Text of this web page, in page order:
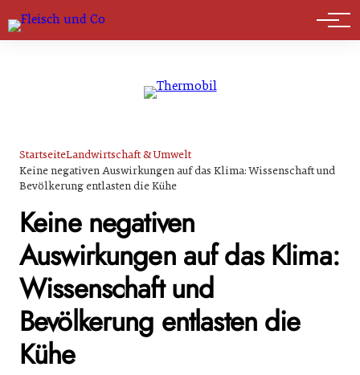
Marktführer
StartseiteLandwirtschaft & Umwelt
Keine negativen Auswirkungen auf das Klima: Wissenschaft und
Bevölkerung entlasten die Kühe
Keine negativen
Auswirkungen auf das Klima:
Wissenschaft und
Bevölkerung entlasten die
Kühe